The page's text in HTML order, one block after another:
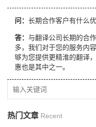
问： 长期合作客户有什么
答： 与翻译公司长期的合
多，我们对于您的服务内
够为您提供更精淮的翻译
惠也是其中之一。
热门文章 Recent